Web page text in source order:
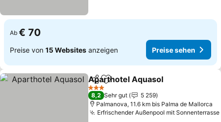
Ab € 70
Preise von 15 Websites anzeigen Preise sehen
TeilenZu Favoriten hinzufügen
Aparthotel Aquasol
3 Sterne
8,2 Sehr gut
5 259
Palmanova, 11.6 km bis Palma de Mallorca
Erfrischender Außenpool mit Sonnenterrasse